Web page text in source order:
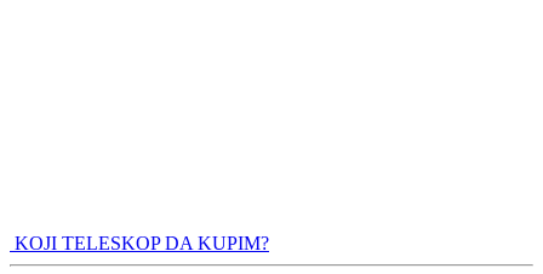
KOJI TELESKOP DA KUPIM?